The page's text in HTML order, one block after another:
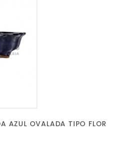
AZUL OVALADA TIPO FLOR